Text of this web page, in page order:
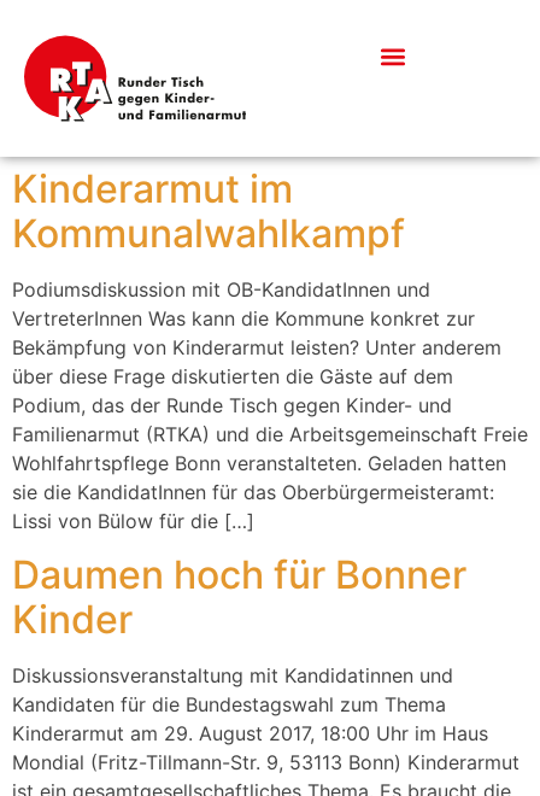
Kinderarmut im
Kommunalwahlkampf
Podiumsdiskussion mit OB-KandidatInnen und
VertreterInnen Was kann die Kommune konkret zur
Bekämpfung von Kinderarmut leisten? Unter anderem
über diese Frage diskutierten die Gäste auf dem
Podium, das der Runde Tisch gegen Kinder- und
Familienarmut (RTKA) und die Arbeitsgemeinschaft Freie
Wohlfahrtspflege Bonn veranstalteten. Geladen hatten
sie die KandidatInnen für das Oberbürgermeisteramt:
Lissi von Bülow für die […]
Daumen hoch für Bonner
Kinder
Diskussionsveranstaltung mit Kandidatinnen und
Kandidaten für die Bundestagswahl zum Thema
Kinderarmut am 29. August 2017, 18:00 Uhr im Haus
Mondial (Fritz-Tillmann-Str. 9, 53113 Bonn) Kinderarmut